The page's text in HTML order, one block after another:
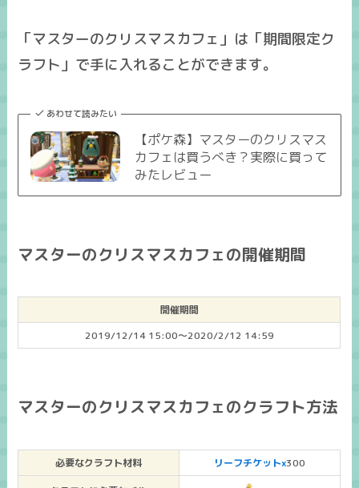
「マスターのクリスマスカフェ」は「期間限定ク
ラフト」で手に入れることができます。
あわせて読みたい
【ポケ森】マスターのクリスマス
カフェは買うべき？実際に買って
みたレビュー
マスターのクリスマスカフェの開催期間
開催期間
2019/12/14 15:00～2020/2/12 14:59
マスターのクリスマスカフェのクラフト方法
必要なクラフト材料 リーフチケットx300